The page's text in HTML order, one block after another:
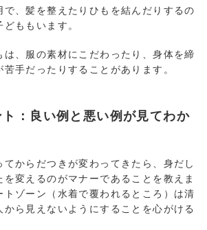
で、髪を整えたりひもを結んだりするの
ももいます。
は、服の素材にこだわったり、身体を締
手だったりすることがあります。
：良い例と悪い例が見てわか
からだつきが変わってきたら、身だし
を変えるのがマナーであることを教えま
トゾーン（水着で覆われるところ）は清
ら見えないようにすることを心がける